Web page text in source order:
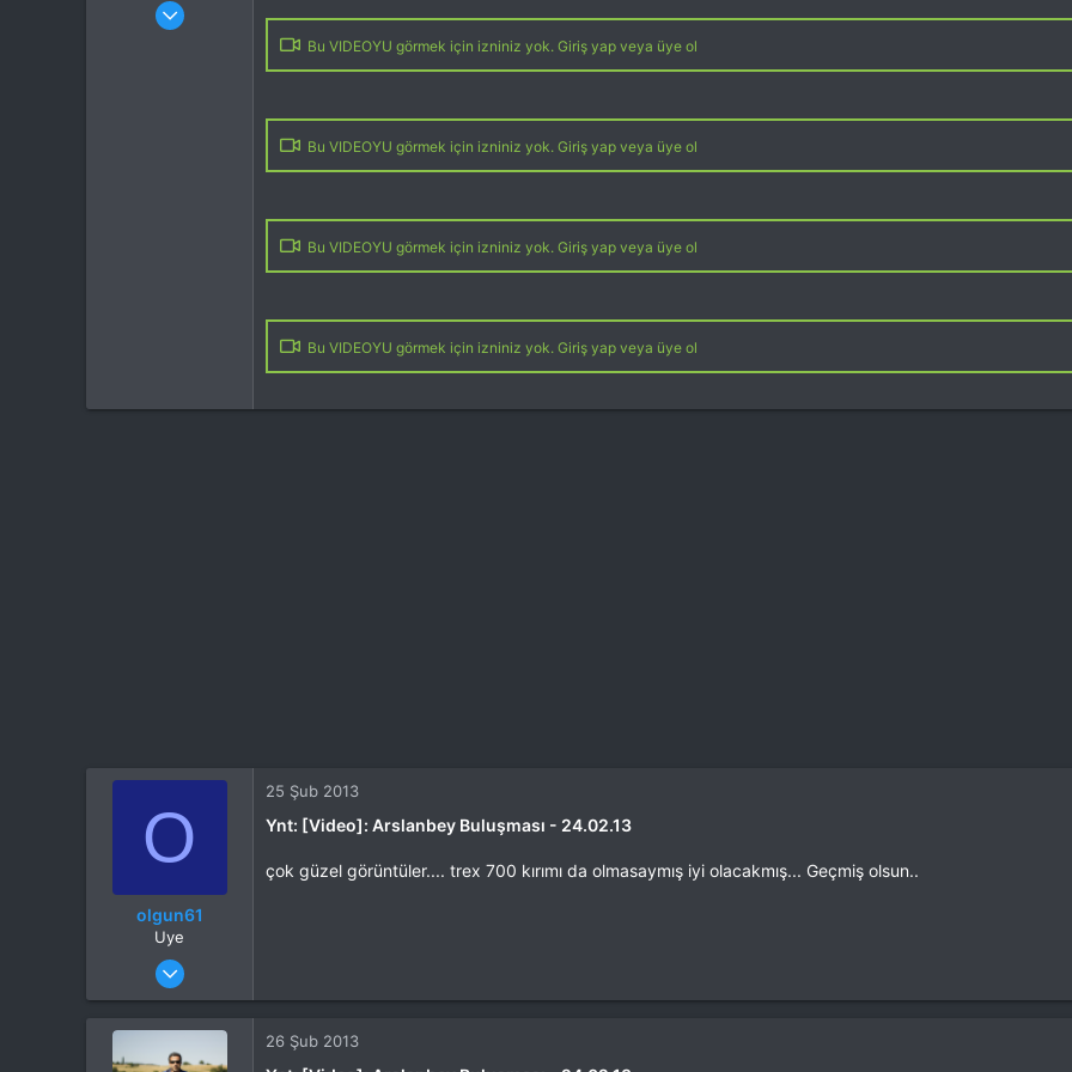
Mesajlar
Bu VIDEOYU görmek için izniniz yok. Giriş yap veya üye ol
Bu VIDEOYU görmek için izniniz yok. Giriş yap veya üye ol
Bu VIDEOYU görmek için izniniz yok. Giriş yap veya üye ol
Bu VIDEOYU görmek için izniniz yok. Giriş yap veya üye ol
O
olgun61
Uye
Mesajlar
Tepkime puanı
0
25 Şub 2013
Ynt: [Video]: Arslanbey Buluşması - 24.02.13
çok güzel görüntüler.... trex 700 kırımı da olmasaymış iyi olacakmış... Geçmiş olsun..
26 Şub 2013